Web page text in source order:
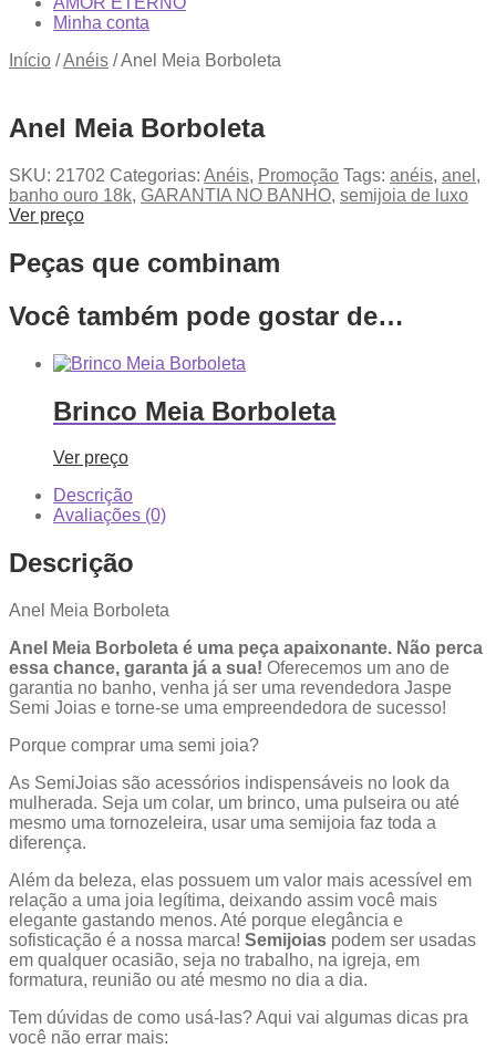
Minha conta
Início /Anéis /Anel Meia Borboleta
Anel Meia Borboleta
SKU: 21702 Categorias: Anéis, Promoção Tags: anéis, anel ,
banho ouro 18k, GARANTIA NO BANHO, semijoia de luxo
Ver preço
Peças que combinam
Você também pode gostar de…
Brinco Meia Borboleta
Ver preço
Descrição
Avaliações (0)
Descrição
Anel Meia Borboleta
Anel Meia Borboleta é uma peça apaixonante. Não perca
essa chance, garanta já a sua! Oferecemos um ano de
garantia no banho, venha já ser uma revendedora Jaspe
Semi Joias e torne-se uma empreendedora de sucesso!
Porque comprar uma semi joia?
As SemiJoias são acessórios indispensáveis no look da
mulherada. Seja um colar, um brinco, uma pulseira ou até
mesmo uma tornozeleira, usar uma semijoia faz toda a
diferença.
Além da beleza, elas possuem um valor mais acessível em
relação a uma joia legítima, deixando assim você mais
elegante gastando menos. Até porque elegância e
sofisticação é a nossa marca! Semijoias podem ser usadas
em qualquer ocasião, seja no trabalho, na igreja, em
formatura, reunião ou até mesmo no dia a dia.
Tem dúvidas de como usá-las? Aqui vai algumas dicas pra
você não errar mais: